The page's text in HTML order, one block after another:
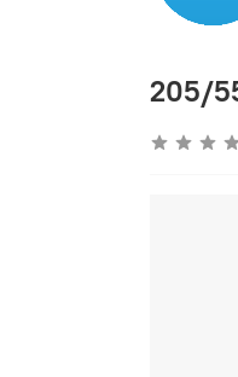
205/